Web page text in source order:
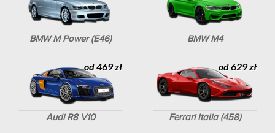
BMW M Power (E46) BMW M4
Audi R8 V10
od 469 zł
Ferrari Italia (458)
od 629 zł